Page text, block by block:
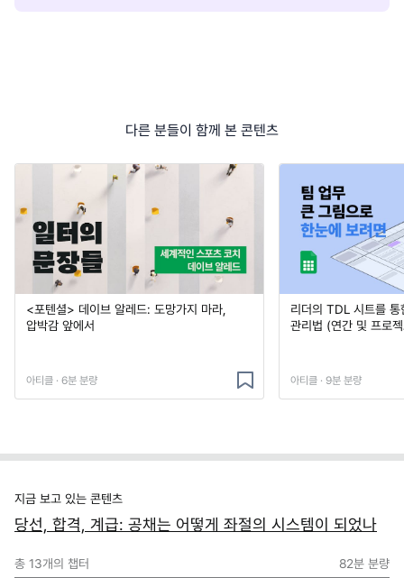
다른 분들이 함께 본 콘텐츠
<포텐셜> 데이브 알레드: 도망가지 마라,
압박감 앞에서
아티클 · 6분 분량
리더의 TDL 시트를
관리법 (연간 및 프로
아티클 · 9분 분량
지금 보고 있는 콘텐츠
당선, 합격, 계급: 공채는 어떻게 좌절의 시스템이 되었나
총 13개의 챕터 82분 분량